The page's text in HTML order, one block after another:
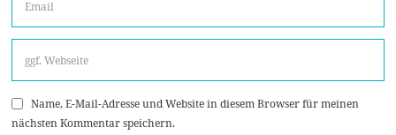
Name, E-Mail-Adresse und Website in diesem Browser für meinen
nächsten Kommentar speichern.